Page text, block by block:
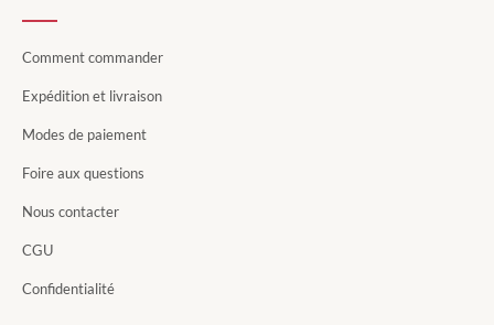
Comment commander
Expédition et livraison
Modes de paiement
Foire aux questions
Nous contacter
CGU
Confidentialité